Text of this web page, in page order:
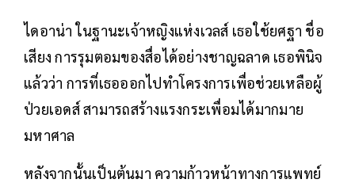
ไดอาน่า ในฐานะเจ้าหญิงแห่งเวลส์ เธอใช้ยศฐา ชื่อ
เสียง การรุมตอมของสื่อได้อย่างชาญฉลาด เธอพินิจ
แล้วว่า การที่เธอออกไปทำโครงการเพื่อช่วยเหลือผู้
ป่วยเอดส์ สามารถสร้างแรงกระเพื่อมได้มากมาย
มหาศาล
หลังจากนั้นเป็นต้นมา ความก้าวหน้าทางการแพทย์